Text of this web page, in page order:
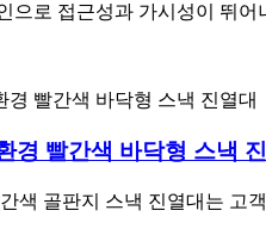
으로 접근성과 가시성이 뛰
경 빨간색 바닥형 스낵
색 골판지 스낵 진열대는 고